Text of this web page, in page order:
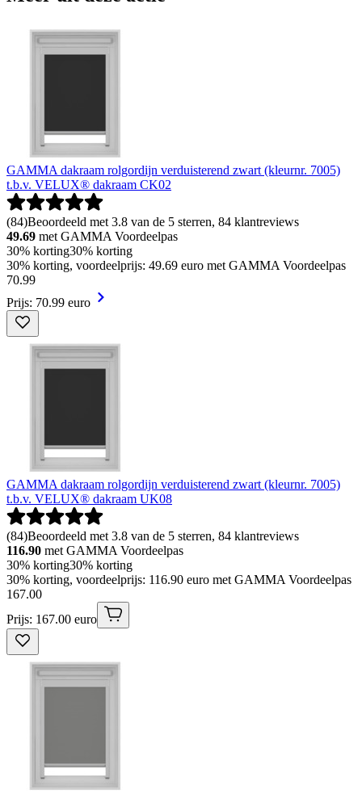
GAMMA dakraam rolgordijn verduisterend zwart (kleurnr. 7005)
t.b.v. VELUX® dakraam CK02
(84)Beoordeeld met 3.8 van de 5 sterren, 84 klantreviews
49.69 met GAMMA Voordeelpas
30% korting30% korting
30% korting, voordeelprijs: 49.69 euro met GAMMA Voordeelpas
70.99
Prijs: 70.99 euro
GAMMA dakraam rolgordijn verduisterend zwart (kleurnr. 7005)
t.b.v. VELUX® dakraam UK08
(84)Beoordeeld met 3.8 van de 5 sterren, 84 klantreviews
116.90 met GAMMA Voordeelpas
30% korting30% korting
30% korting, voordeelprijs: 116.90 euro met GAMMA Voordeelpas
167.00
Prijs: 167.00 euro